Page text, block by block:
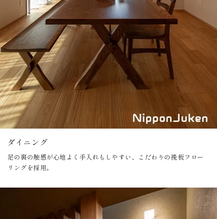
ダイニング
足の裏の触感が心地よく手入れもしやすい、こだわりの挽板フロー
リングを採用。